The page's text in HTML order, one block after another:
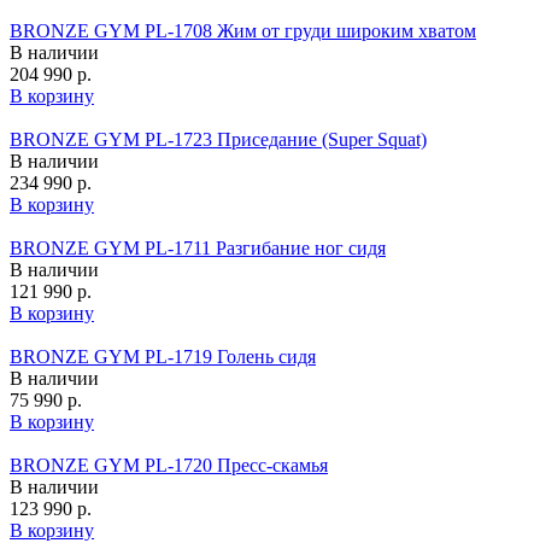
BRONZE GYM PL-1708 Жим от груди широким хватом
В наличии
204 990 р.
В корзину
BRONZE GYM PL-1723 Приседание (Super Squat)
В наличии
234 990 р.
В корзину
BRONZE GYM PL-1711 Разгибание ног сидя
В наличии
121 990 р.
В корзину
BRONZE GYM PL-1719 Голень сидя
В наличии
75 990 р.
В корзину
BRONZE GYM PL-1720 Пресс-скамья
В наличии
123 990 р.
В корзину